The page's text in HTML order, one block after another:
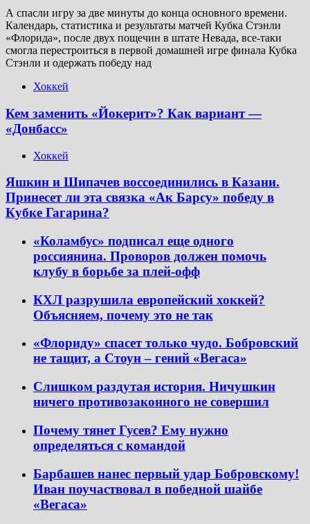
А спасли игру за две минуты до конца основного времени.
Календарь, статистика и результаты матчей Кубка Стэнли
«Флорида», после двух пощечин в штате Невада, все-таки
смогла перестроиться в первой домашней игре финала Кубка
Стэнли и одержать победу над
Хоккей
Кем заменить «Йокерит»? Как вариант —
«Донбасс»
Хоккей
Яшкин и Шипачев воссоединились в Казани.
Принесет ли эта связка «Ак Барсу» победу в
Кубке Гагарина?
«Коламбус» подписал еще одного
россиянина. Проворов должен помочь
клубу в борьбе за плей-офф
КХЛ разрушила европейский хоккей?
Объясняем, почему это не так
«Флориду» спасет только чудо. Бобровский
не тащит, а Стоун – гений «Вегаса»
Слишком раздутая история. Ничушкин
ничего противозаконного не совершил
Почему тянет Гусев? Ему нужно
определяться с командой
Барбашев нанес первый удар Бобровскому!
Иван поучаствовал в победной шайбе
«Вегаса»